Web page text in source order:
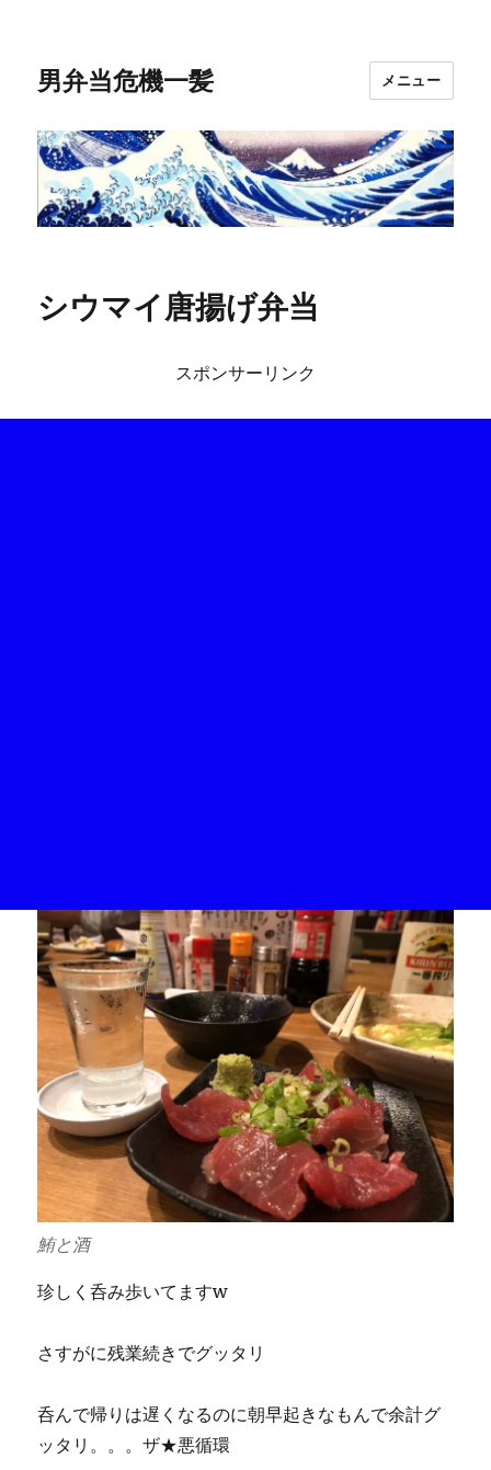
男弁当危機一髪 メニュー
シウマイ唐揚げ弁当
スポンサーリンク
鮪と酒
珍しく呑み歩いてますw
さすがに残業続きでグッタリ
呑んで帰りは遅くなるのに朝早起きなもんで余計グ
ッタリ。。。ザ★悪循環